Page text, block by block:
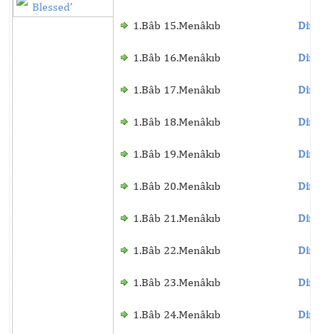
Blessed’
1.Bâb 15.Menâkıb
1.Bâb 16.Menâkıb
1.Bâb 17.Menâkıb
1.Bâb 18.Menâkıb
1.Bâb 19.Menâkıb
1.Bâb 20.Menâkıb
1.Bâb 21.Menâkıb
1.Bâb 22.Menâkıb
1.Bâb 23.Menâkıb
1.Bâb 24.Menâkıb